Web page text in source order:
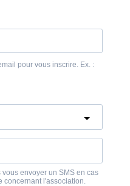
pour vous inscrire. Ex. :
envoyer un SMS en cas
concernant l'association.